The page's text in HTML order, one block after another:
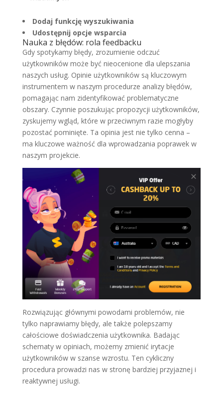
Dodaj funkcję wyszukiwania
Udostępnij opcje wsparcia
Nauka z błędów: rola feedbacku
Gdy spotykamy błędy, zrozumienie odczuć
użytkowników może być nieocenione dla ulepszania
naszych usług. Opinie użytkowników są kluczowym
instrumentem w naszym procedurze analizy błędów,
pomagając nam zidentyfikować problematyczne
obszary. Czynnie poszukując propozycji użytkowników,
zyskujemy wgląd, które w przeciwnym razie mogłyby
pozostać pominięte. Ta opinia jest nie tylko cenna –
ma kluczowe ważność dla wprowadzania poprawek w
naszym projekcie.
Rozwiązując głównymi powodami problemów, nie
tylko naprawiamy błędy, ale także polepszamy
całościowe doświadczenia użytkownika. Badając
schematy w opiniach, możemy zmienić irytacje
użytkowników w szanse wzrostu. Ten cykliczny
procedura prowadzi nas w stronę bardziej przyjaznej i
reaktywnej usługi.